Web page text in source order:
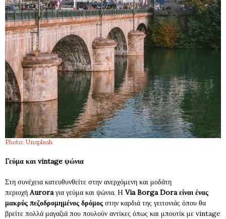
Photo: Unsplash
Γεύμα και vintage ψώνια
Στη συνέχεια κατευθυνθείτε στην ανερχόμενη και μοδάτη
περιοχή Auroraγια γεύμα και ψώνια. H Via Borga Dora είναι ένας
μακρύς πεζοδρομημένος δρόμος στην καρδιά της γειτονιάς όπου θα
βρείτε πολλά μαγαζιά που πουλούν αντίκες όπως και μπουτίκ με vintage